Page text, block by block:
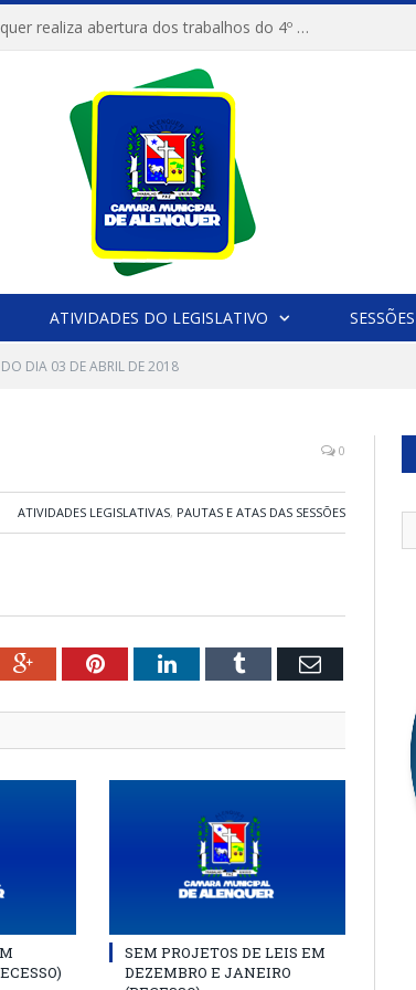
Câmara Municipal de Alenquer realiza abertura dos trabalhos do 4º Período Legislativo
ATIVIDADES DO LEGISLATIVO SESSÕES
DIA 03 DE ABRIL DE 2018
0
ATIVIDADES LEGISLATIVAS, PAUTAS E ATAS DAS SESSÕES
Google+PinterestLinkedInTumblr Email
SEM PROJETOS DE LEIS EM
DEZEMBRO E JANEIRO